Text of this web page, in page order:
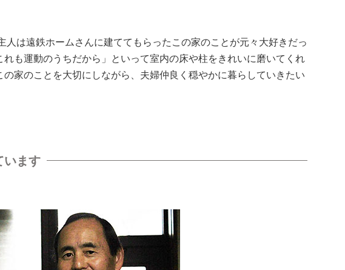
は遠鉄ホームさんに建ててもらったこの家のことが元々大好きだっ
も運動のうちだから」といって室内の床や柱をきれいに磨いてくれ
家のことを大切にしながら、夫婦仲良く穏やかに暮らしていきたい
います